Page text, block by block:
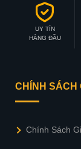
UY TÍN
HÀNG ĐẦU
CHÍNH SÁCH
Chính Sách